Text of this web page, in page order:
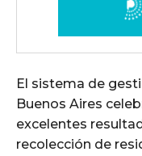
El sistema de
Buenos Aires
excelentes
recolección de